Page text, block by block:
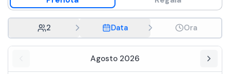
2 Data Ora
Agosto 2026